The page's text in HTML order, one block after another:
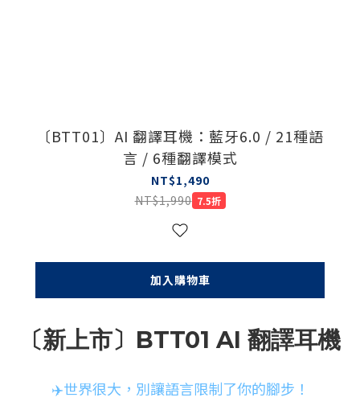
〔BTT01〕AI 翻譯耳機：藍牙6.0 / 21種語
言 / 6種翻譯模式
NT$1,490
NT$1,990 7.5折
加入購物車
〔新上市〕BTT01 AI 翻譯耳機
✈️世界很大，別讓語言限制了你的腳步！